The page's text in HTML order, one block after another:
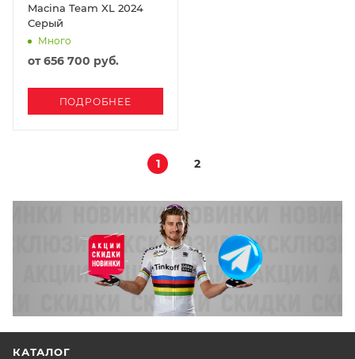
Macina Team XL 2024
Серый
Много
от656 700 руб.
ПОДРОБНЕЕ
1 2
КАТАЛОГ